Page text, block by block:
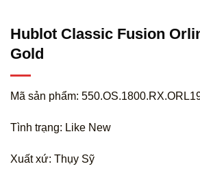
Hublot Classic Fusion
Gold
Mã sản phẩm:
Tình trạng: Like New
Xuất xứ: Thụy Sỹ